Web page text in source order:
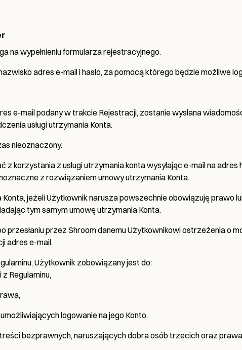
na wypełnieniu formularza rejestracyjnego.
adres e-mail i hasło, za pomocą którego będzie możliwe
e-mail podany w trakcie Rejestracji, zostanie wysłana
usługi utrzymania Konta.
nieoznaczony.
korzystania z usługi utrzymania konta wysyłając e-mail na
z rozwiązaniem umowy utrzymania Konta.
jeżeli Użytkownik narusza powszechnie obowiązuję prawo
tym samym umowę utrzymania Konta.
przesłaniu przez Shroom danemu Użytkownikowi ostrzeżenia o
adres e-mail.
Użytkownik zobowiązany jest do:
Regulaminu,
logowanie na jego Konto,
bezprawnych, naruszających dobra osób trzecich oraz prawa